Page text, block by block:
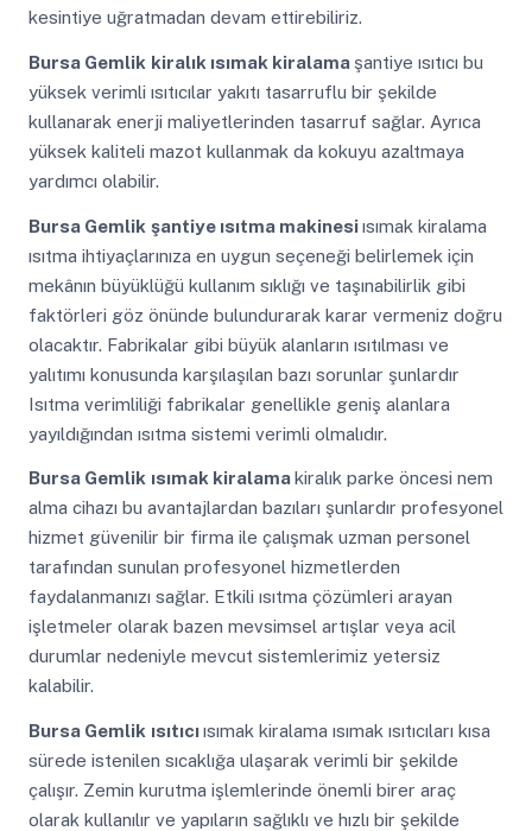
kesintiye uğratmadan devam ettirebiliriz.
Bursa Gemlik kiralık ısımak kiralama şantiye ısıtıcı bu
yüksek verimli ısıtıcılar yakıtı tasarruflu bir şekilde
kullanarak enerji maliyetlerinden tasarruf sağlar. Ayrıca
yüksek kaliteli mazot kullanmak da kokuyu azaltmaya
yardımcı olabilir.
Bursa Gemlik şantiye ısıtma makinesiısımak kiralama
ısıtma ihtiyaçlarınıza en uygun seçeneği belirlemek için
mekânın büyüklüğü kullanım sıklığı ve taşınabilirlik gibi
faktörleri göz önünde bulundurarak karar vermeniz doğru
olacaktır. Fabrikalar gibi büyük alanların ısıtılması ve
yalıtımı konusunda karşılaşılan bazı sorunlar şunlardır
Isıtma verimliliği fabrikalar genellikle geniş alanlara
yayıldığından ısıtma sistemi verimli olmalıdır.
Bursa Gemlik ısımak kiralamakiralık parke öncesi nem
alma cihazı bu avantajlardan bazıları şunlardır profesyonel
hizmet güvenilir bir firma ile çalışmak uzman personel
tarafından sunulan profesyonel hizmetlerden
faydalanmanızı sağlar. Etkili ısıtma çözümleri arayan
işletmeler olarak bazen mevsimsel artışlar veya acil
durumlar nedeniyle mevcut sistemlerimiz yetersiz
kalabilir.
Bursa Gemlik ısıtıcıısımak kiralama ısımak ısıtıcıları kısa
sürede istenilen sıcaklığa ulaşarak verimli bir şekilde
çalışır. Zemin kurutma işlemlerinde önemli birer araç
olarak kullanılır ve yapıların sağlıklı ve hızlı bir şekilde